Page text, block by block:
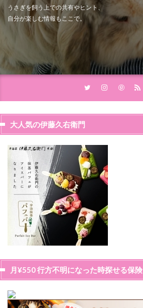
うさぎを飼う上での共有やヒント、
自分が楽しむ情報もここで。
大人気の伊藤久右衛門
月¥550 行方不明になった時探せる保険